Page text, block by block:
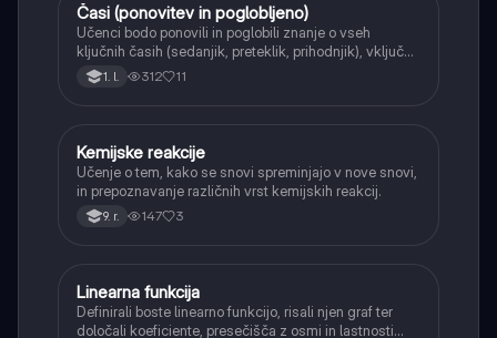
Angleščina
Časi (ponovitev in poglobljeno)
Učenci bodo ponovili in poglobili znanje o vseh
ključnih časih (sedanjik, preteklik, prihodnjik), vključno
s Perfect tenses (Present Perfect Continuous, Past
Perfect, Future Perfect) in njihovo uporabo.
1. l. 312 11
Naravoslovje
Kemijske reakcije
Učenje o tem, kako se snovi spreminjajo v nove snovi,
in prepoznavanje različnih vrst kemijskih reakcij.
9. r. 147 3
Matematika
Linearna funkcija
Definirali boste linearno funkcijo, risali njen graf ter
določali koeficiente, presečišča z osmi in lastnosti